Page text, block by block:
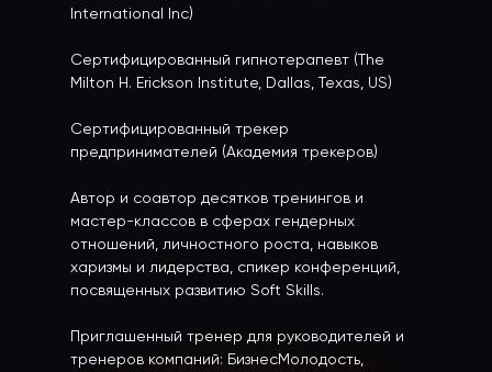
International Inc)
Сертифицированный гипнотерапевт (The
Milton H. Erickson Institute, Dallas, Texas, US)
Сертифицированный трекер
предпринимателей (Академия трекеров)
Автор и соавтор десятков тренингов и
мастер-классов в сферах гендерных
отношений, личностного роста, навыков
харизмы и лидерства, спикер конференций,
посвященных развитию Soft Skills.
Приглашенный тренер для руководителей и
тренеров компаний: БизнесМолодость,